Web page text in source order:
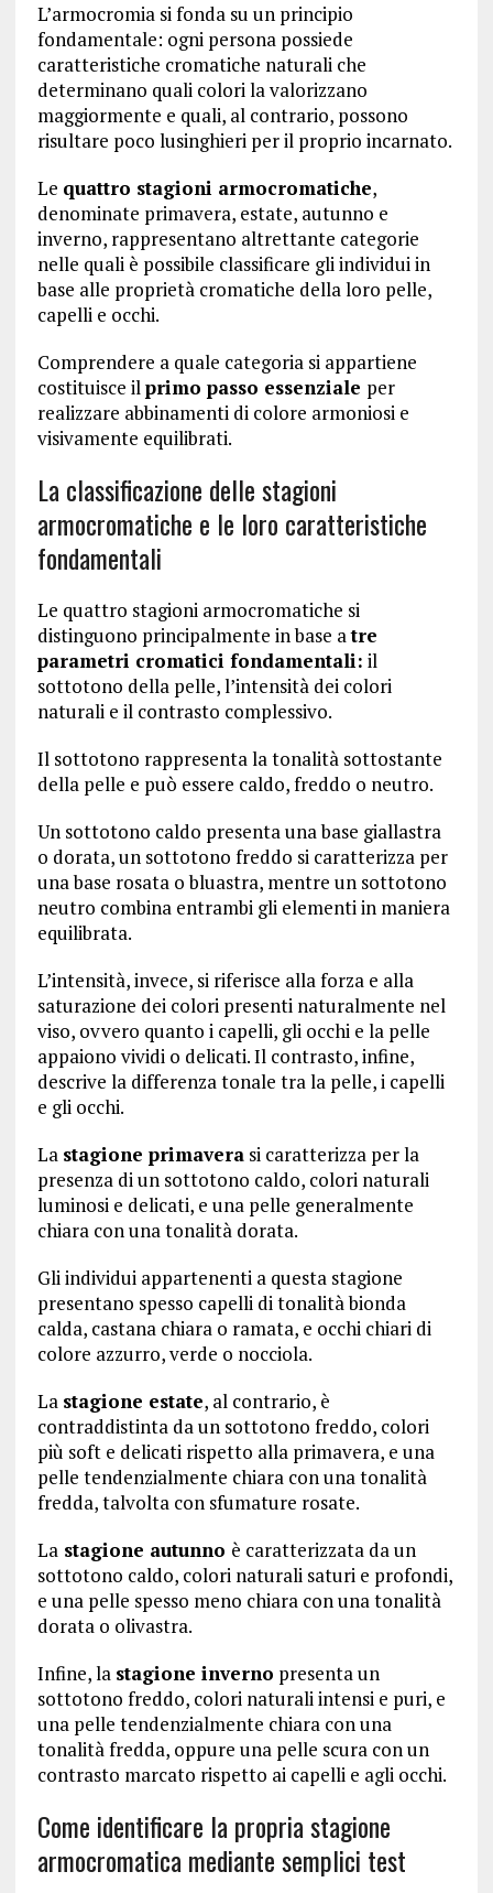
L’armocromia si fonda su un principio
fondamentale: ogni persona possiede
caratteristiche cromatiche naturali che
determinano quali colori la valorizzano
maggiormente e quali, al contrario, possono
risultare poco lusinghieri per il proprio incarnato.
Le quattro stagioni armocromatiche,
denominate primavera, estate, autunno e
inverno, rappresentano altrettante categorie
nelle quali è possibile classificare gli individui in
base alle proprietà cromatiche della loro pelle,
capelli e occhi.
Comprendere a quale categoria si appartiene
costituisce ilprimo passo essenziale per
realizzare abbinamenti di colore armoniosi e
visivamente equilibrati.
La classificazione delle stagioni
armocromatiche e le loro caratteristiche
fondamentali
Le quattro stagioni armocromatiche si
distinguono principalmente in base atre
parametri cromatici fondamentali: il
sottotono della pelle, l’intensità dei colori
naturali e il contrasto complessivo.
Il sottotono rappresenta la tonalità sottostante
della pelle e può essere caldo, freddo o neutro.
Un sottotono caldo presenta una base giallastra
o dorata, un sottotono freddo si caratterizza per
una base rosata o bluastra, mentre un sottotono
neutro combina entrambi gli elementi in maniera
equilibrata.
L’intensità, invece, si riferisce alla forza e alla
saturazione dei colori presenti naturalmente nel
viso, ovvero quanto i capelli, gli occhi e la pelle
appaiono vividi o delicati. Il contrasto, infine,
descrive la differenza tonale tra la pelle, i capelli
e gli occhi.
La stagione primaverasi caratterizza per la
presenza di un sottotono caldo, colori naturali
luminosi e delicati, e una pelle generalmente
chiara con una tonalità dorata.
Gli individui appartenenti a questa stagione
presentano spesso capelli di tonalità bionda
calda, castana chiara o ramata, e occhi chiari di
colore azzurro, verde o nocciola.
La stagione estate, al contrario, è
contraddistinta da un sottotono freddo, colori
più soft e delicati rispetto alla primavera, e una
pelle tendenzialmente chiara con una tonalità
fredda, talvolta con sfumature rosate.
Lastagione autunno è caratterizzata da un
sottotono caldo, colori naturali saturi e profondi,
e una pelle spesso meno chiara con una tonalità
dorata o olivastra.
Infine, la stagione inverno presenta un
sottotono freddo, colori naturali intensi e puri, e
una pelle tendenzialmente chiara con una
tonalità fredda, oppure una pelle scura con un
contrasto marcato rispetto ai capelli e agli occhi.
Come identificare la propria stagione
armocromatica mediante semplici test